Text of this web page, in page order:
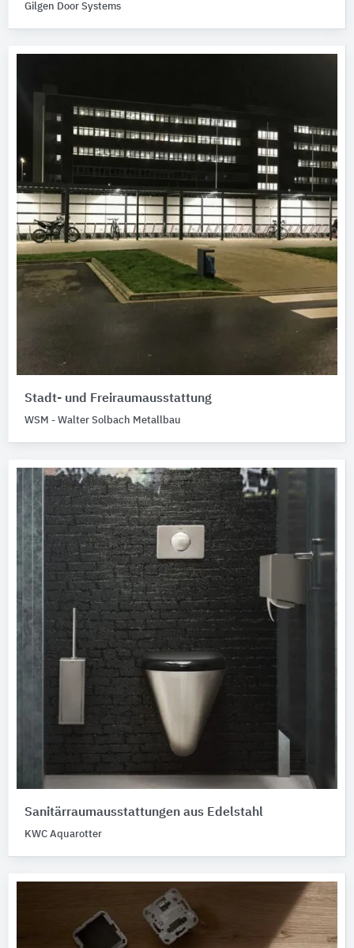
Gilgen Door Systems
Stadt- und Freiraumausstattung
WSM - Walter Solbach Metallbau
Sanitärraumausstattungen aus Edelstahl
KWC Aquarotter